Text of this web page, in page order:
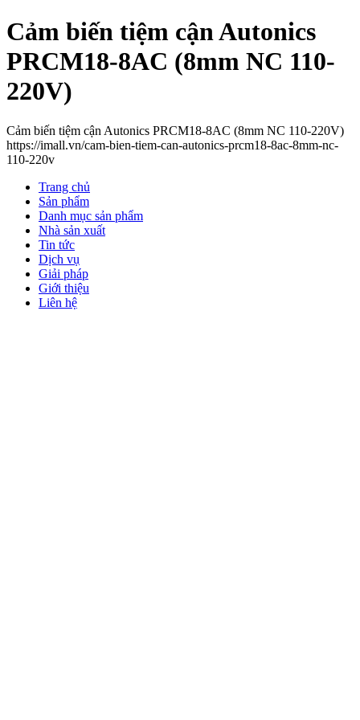
Cảm biến tiệm cận Autonics
PRCM18-8AC (8mm NC 110-
220V)
Cảm biến tiệm cận Autonics PRCM18-8AC (8mm NC 110-220V)
https://imall.vn/cam-bien-tiem-can-autonics-prcm18-8ac-8mm-nc-
110-220v
Trang chủ
Sản phẩm
Danh mục sản phẩm
Nhà sản xuất
Tin tức
Dịch vụ
Giải pháp
Giới thiệu
Liên hệ